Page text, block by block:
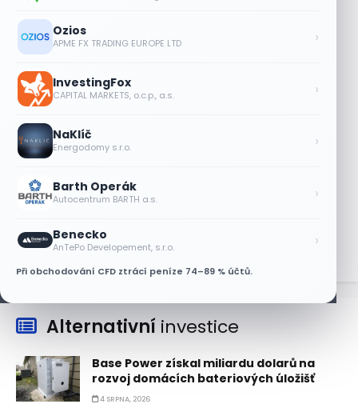
Ozios
APME FX TRADING EUROPE LTD ›
InvestingFox
CAPITAL MARKETS, o.c.p., a.s. ›
NaKlíč
Energodomy s.r.o. ›
Barth Operák
Autocentrum BARTH a.s. ›
Benecko
AnTePo Developement, s.r.o. ›
Při obchodování CFD ztrácí peníze 74–89 % účtů.
8 SRPNA, 2026
Akcie Micron klesají, ale nejhoršímu
výprodeji paměťových čipů unikly
Alternativní investice
Base Power získal miliardu dolarů na
rozvoj domácích bateriových úložišť
4 SRPNA, 2026